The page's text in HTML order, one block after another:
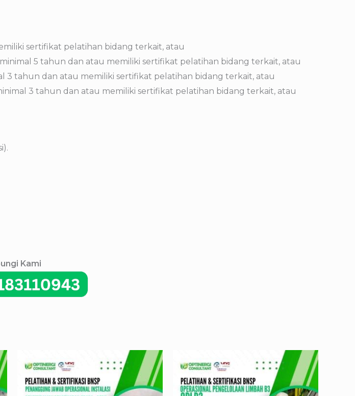
sertifikat pelatihan bidang terkait, atau
5 tahun dan atau memiliki sertifikat pelatihan bidang terkait, atau
tahun dan atau memiliki sertifikat pelatihan bidang terkait, atau
3 tahun dan atau memiliki sertifikat pelatihan bidang terkait, atau
Kami